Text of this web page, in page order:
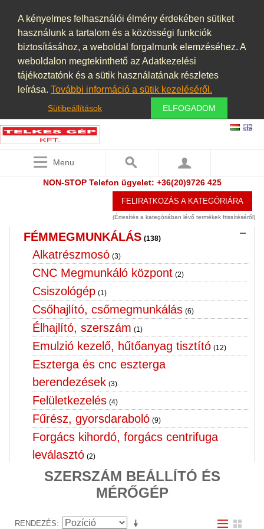
A kényelmes felhasználói élmény érdekében sütiket
használunk a tartalom és a közösségi funkciók
biztosításához, a weboldal forgalmunk elemzéséhez. A
weboldalon megtekinthető az Adatkezelési
tájékoztatónk és a sütik használatának részletes
leírása. További információ a sütik kezeléséről.
Sütibeállítások ELFOGADOM
Menu
NON-STOP Telefon ügyelet: +36(20)9726 425
FELIRATKOZÁS A KATEGÓRIÁRA
(Értesítés a kategóriában lévő termékek frissítéséről)
ÉLELMISZERIPAR, KONYHAI
BERENDEZÉSEK (6)
ELSZÍVÓ BERENDEZÉSEK,
PORELSZÍVÓ BERENDEZÉSEK,
PORSZŰRŐK, PORLEVÁLASZTÓK,
PORKAMRÁK (25)
ÉPÍTŐIPAR (14)
FELÜLETKEZELÉS ,FESTŐKABIN
FÉMGŐZÖLÉS PVD TECHNOLÓGIA (3)
FÉMMEGMUNKÁLÁS (138)
Alkatrészmosó (3)
CNC Megmunkáló központ (2)
Csiszológép (1)
Csőhajlító, csőmegmunkálás (6)
Élhajlító, szerszám (1)
Emulzió kezelő, hűtőanyag tisztító (12)
Eszterga és cnc eszterga
berendezések (3)
Felületkezelés (4)
Fűrész, gyorsdaraboló (9)
Forgács kihordó, forgács centrifuga
leválasztó (2)
Fúrógép, menet fúró,furatgörgöző
SZERSZÁM BEÁLLÍTÓ ÉS
MÉRŐGÉP
RENDEZÉS